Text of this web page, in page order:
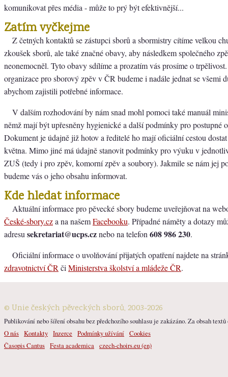
komunikovat přes média - může to prý být efektivnější...
Zatím vyčkejme
Z četných kontaktů se zástupci sborů a sbormistry cítíme velkou
zkoušek sborů, ale také značné obavy, aby následkem společného
neonemocněl. Tyto obavy sdílíme a prozatím vás prosíme o
organizace pro sborový zpěv v ČR budeme i nadále jednat se všemi
abychom zajistili potřebné informace.
V dalším rozhodování by nám snad mohl pomoci také manuál
němž mají být upřesněny hygienické a další podmínky pro postupné
Dokument je údajně již hotov a ředitelé ho mají oficiální cestou
května. Mimo jiné má údajně stanovit podmínky pro výuku v
ZUŠ (tedy i pro zpěv, komorní zpěv a soubory). Jakmile se nám jej
budeme vás o jeho obsahu informovat.
Kde hledat informace
Aktuální informace pro pěvecké sbory budeme uveřejňovat na
České-sbory.cza na našemFacebooku. Případné náměty a dotazy
adresu sekretariat@ucps.cznebo na telefon 608 986 230.
Oficiální informace o uvolňování přijatých opatření najdete na
zdravotnictví ČR či Ministerstva školství a mládeže ČR.
© Unie českých pěveckých sborů, 2003-2026
Publikování nebo šíření obsahu bez předchozího souhlasu je zakázáno. Za obsah
O nás Kontakty Inzerce Podmínky užívání Cookies
Časopis Cantus Festa academica czech-choirs.eu (en)